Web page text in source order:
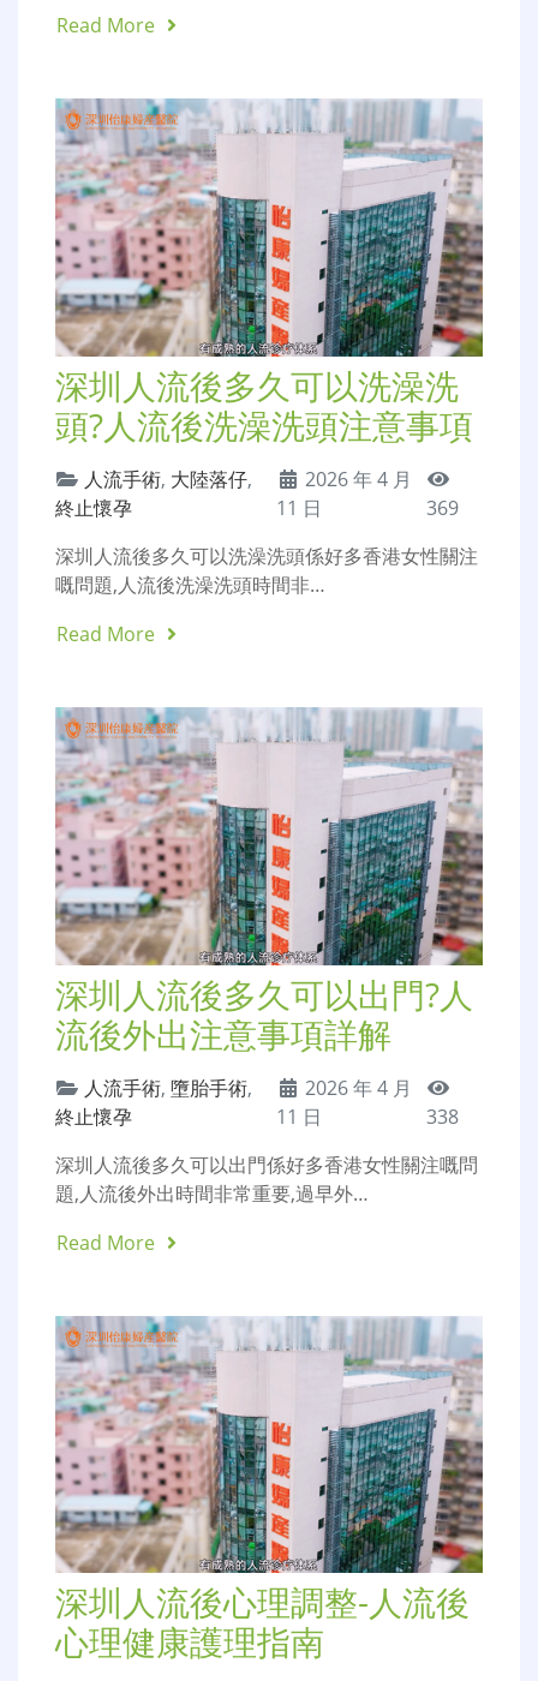
Read More
深圳人流後多久可以洗澡洗
頭?人流後洗澡洗頭注意事項
人流手術, 大陸落仔,
終止懷孕
2026 年 4 月
11 日
369
深圳人流後多久可以洗澡洗頭係好多香港女性關注
嘅問題,人流後洗澡洗頭時間非…
Read More
深圳人流後多久可以出門?人
流後外出注意事項詳解
人流手術, 墮胎手術,
終止懷孕
2026 年 4 月
11 日
338
深圳人流後多久可以出門係好多香港女性關注嘅問
題,人流後外出時間非常重要,過早外…
Read More
深圳人流後心理調整-人流後
心理健康護理指南